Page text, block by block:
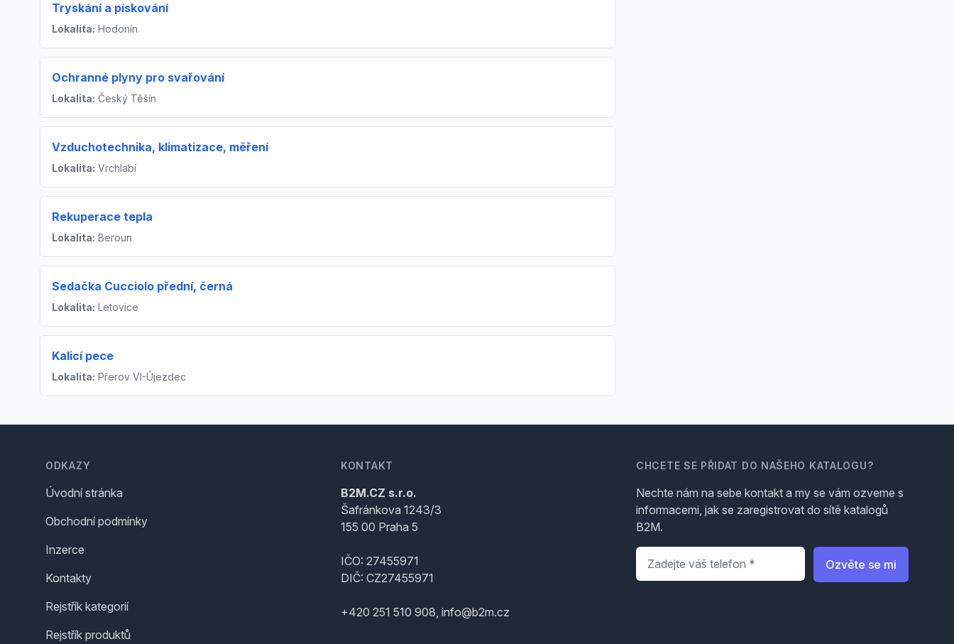
Tryskání a pískování
Lokalita: Hodonín
Ochranné plyny pro svařování
Lokalita: Český Těšín
Vzduchotechnika, klimatizace, měření
Lokalita: Vrchlabí
Rekuperace tepla
Lokalita: Beroun
Sedačka Cucciolo přední, černá
Lokalita: Letovice
Kalicí pece
Lokalita: Přerov VI-Újezdec
ODKAZY
Úvodní stránka
Obchodní podmínky
Inzerce
Kontakty
Rejstřík kategorií
Rejstřík produktů
KONTAKT
B2M.CZ s.r.o.
Šafránkova 1243/3
155 00 Praha 5
IČO: 27455971
DIČ: CZ27455971
+420 251 510 908, info@b2m.cz
CHCETE SE PŘIDAT DO NAŠEHO KATALOGU?
Nechte nám na sebe kontakt a my se vám ozveme s
informacemi, jak se zaregistrovat do sítě katalogů
B2M.
Telefon
Ozvěte se mi